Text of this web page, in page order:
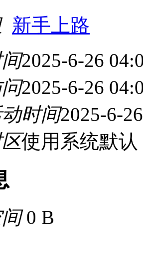
新手上路
2025-6-26
2025-6-26
动时间2025-6-
使用系统默认
0 B